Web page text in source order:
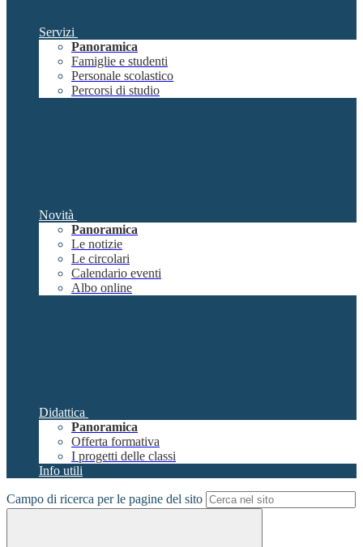
Servizi
Panoramica
Famiglie e studenti
Personale scolastico
Percorsi di studio
Novità
Panoramica
Le notizie
Le circolari
Calendario eventi
Albo online
Didattica
Panoramica
Offerta formativa
I progetti delle classi
Info utili
Campo di ricerca per le pagine del sito